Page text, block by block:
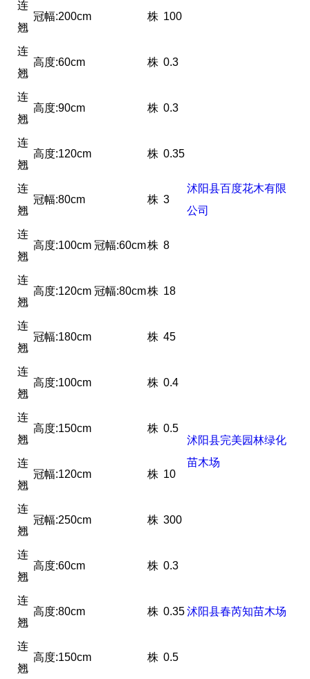
连
翘
冠幅:200cm 株 100
连
翘
高度:60cm 株 0.3
沭阳县百度花木有限
公司
连
翘
高度:90cm 株 0.3
连
翘
高度:120cm 株 0.35
连
翘
冠幅:80cm 株 3
连
翘
高度:100cm 冠幅:60cm株 8
连
翘
高度:120cm 冠幅:80cm株 18
连
翘
冠幅:180cm 株 45
连
翘
高度:100cm 株 0.4
沭阳县完美园林绿化
苗木场
连
翘
高度:150cm 株 0.5
连
翘
冠幅:120cm 株 10
连
翘
冠幅:250cm 株 300
连
翘
高度:60cm 株 0.3
沭阳县春芮知苗木场
连
翘
高度:80cm 株 0.35
连
翘
高度:150cm 株 0.5